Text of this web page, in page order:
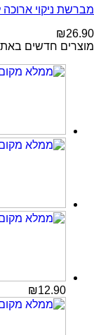
מברשת ניקוי ארוכה
₪26.90
מוצרים חדשים
₪12.90